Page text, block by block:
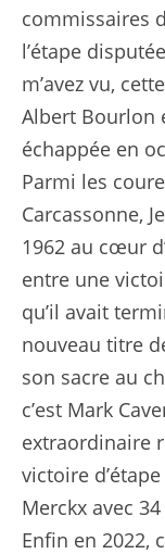
commissaires
l’étape
m’avez vu,
Albert Bourlon
échappée en
Parmi les
Carcassonne,
1962 au cœur
entre une
qu’il avait
nouveau titre
son sacre au
c’est Mark
extraordinaire
victoire
Merckx avec
Enfin en 2022,